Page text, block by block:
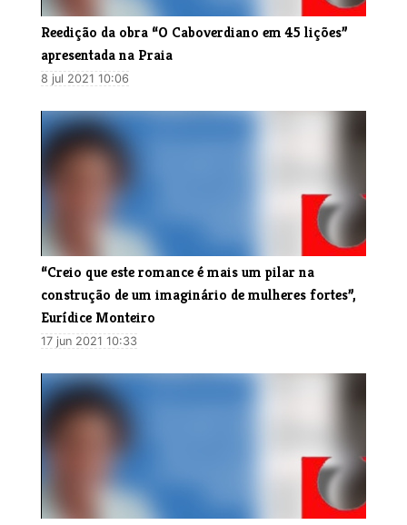
Reedição da obra “O Caboverdiano em 45 lições”
apresentada na Praia
8 jul 2021 10:06
“Creio que este romance é mais um pilar na
construção de um imaginário de mulheres fortes”,
Eurídice Monteiro
17 jun 2021 10:33